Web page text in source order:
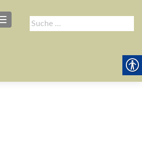
Suche
nach:
SCHALTE NAVIGATION